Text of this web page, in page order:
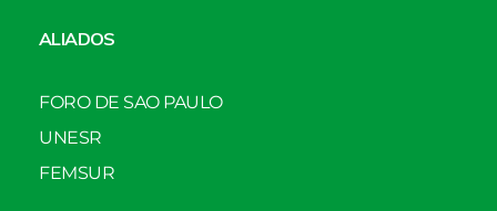
ALIADOS
FORO DE SAO PAULO
UNESR
FEMSUR